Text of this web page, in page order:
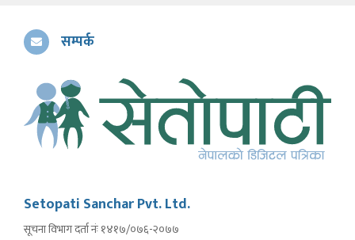
सम्पर्क
Setopati Sanchar Pvt. Ltd.
सूचना विभाग दर्ता नंः १४१७/०७६-२०७७